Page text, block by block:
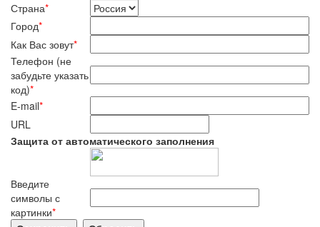
Страна*
Город*
Как Вас зовут*
Телефон (не
забудьте указать
код)*
E-mail*
URL
Защита от автоматического заполнения
Введите
символы с
картинки*